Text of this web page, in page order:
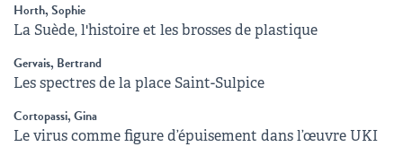
Horth, Sophie
La Suède, l'histoire et les brosses de plastique
Gervais, Bertrand
Les spectres de la place Saint-Sulpice
Cortopassi, Gina
Le virus comme figure d’épuisement dans l’œuvre UKI